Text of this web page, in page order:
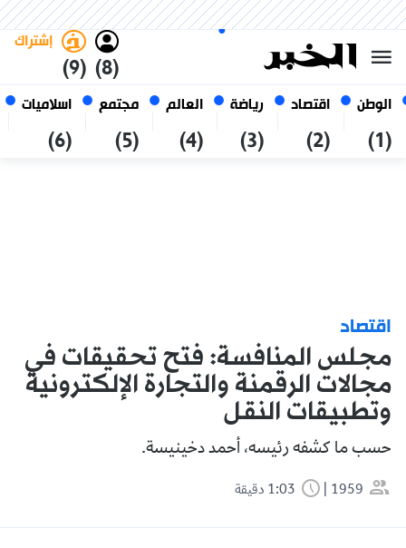
الوطن
(1)
اقتصاد
(2)
رياضة
(3)
العالم
(4)
مجتمع
(5)
اسلاميات
(6)
(8)
إشتراك
(9)
07 أغسطس 2026
الجزائر
اقتصاد
مجلس المنافسة: فتح تحقيقات في
مجالات الرقمنة والتجارة الإلكترونية
وتطبيقات النقل
حسب ما كشفه رئيسه، أحمد دخينيسة.
1959